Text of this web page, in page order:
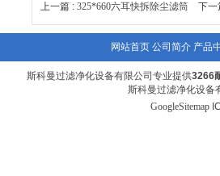
上一篇 : 325*660六耳快拆除尘滤筒 下
网站首页 公司简介 产品
斯科曼过滤净化设备有限公司专业提供3266
斯科曼过滤净化设备
GoogleSitemap